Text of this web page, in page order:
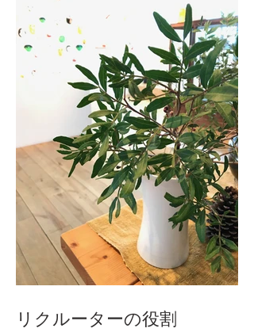
リクルーターの役割